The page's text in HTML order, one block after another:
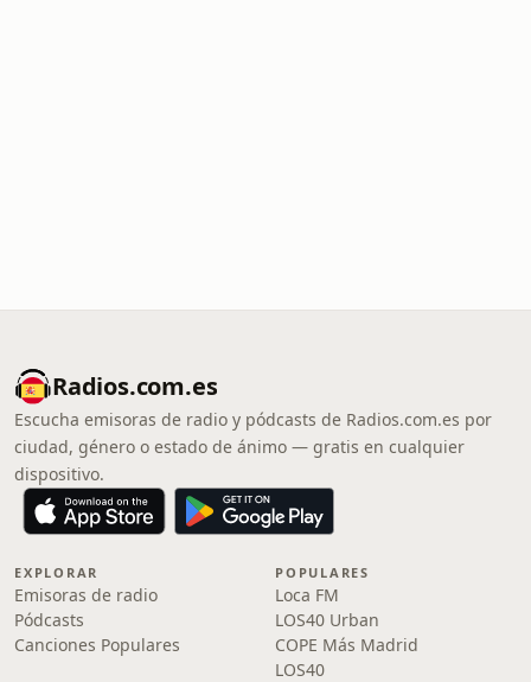
Radios.com.es
Escucha emisoras de radio y pódcasts de Radios.com.es por
ciudad, género o estado de ánimo — gratis en cualquier
dispositivo.
EXPLORAR
Emisoras de radio
Pódcasts
Canciones Populares
POPULARES
Loca FM
LOS40 Urban
COPE Más Madrid
LOS40